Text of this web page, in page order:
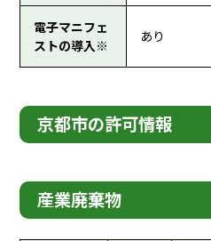
電子マニフェ
ストの導入※
あり
京都市の許可情報
産業廃棄物